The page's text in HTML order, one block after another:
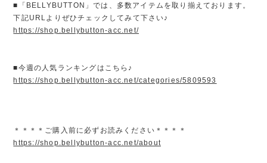
■「BELLYBUTTON」では、多数アイテムを取り揃えております。
下記URLよりぜひチェックしてみて下さい♪
https://shop.bellybutton-acc.net/
■今週の人気ランキングはこちら♪
https://shop.bellybutton-acc.net/categories/5809593
＊＊＊＊ご購入前に必ずお読みください＊＊＊＊
https://shop.bellybutton-acc.net/about